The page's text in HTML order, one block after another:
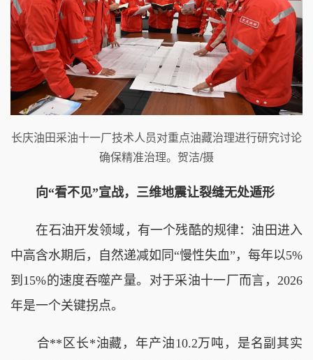
长庆油田采油十一厂技术人员对重点油藏治理进行研究讨论
确保精准治理。贺洁/摄
向“看不见”宣战，三维地震让裂缝无处遁形
在石油开发领域，有一个残酷的规律：油田进入
中高含水期后，自然递减如同“慢性失血”，每年以5%
到15%的速度吞噬产量。对于采油十一厂而言，2026
年是一个关键拐点。
合**区长*油藏，年产油10.2万吨，是名副其实